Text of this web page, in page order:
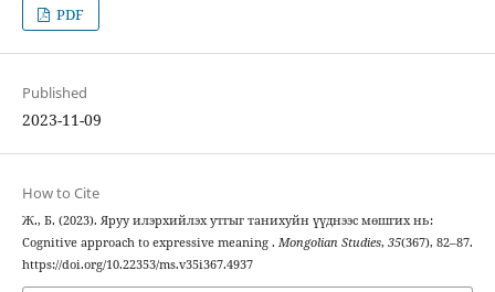
PDF
Published
2023-11-09
How to Cite
Ж., Б. (2023). Яруу илэрхийлэх утгыг танихуйн үүднээс мөшгих нь:
Cognitive approach to expressive meaning . Mongolian Studies, 35(367), 82–87.
https://doi.org/10.22353/ms.v35i367.4937